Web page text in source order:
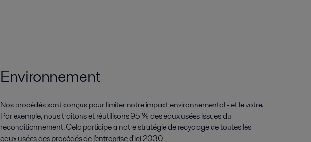
Environnement
Nos procédés sont conçus pour limiter notre impact environnemental - et le votre.
Par exemple, nous traitons et réutilisons 95 % des eaux usées issues du
reconditionnement. Cela participe à notre stratégie de recyclage de toutes les
eaux usées des procédés de l'entreprise d'ici 2030.